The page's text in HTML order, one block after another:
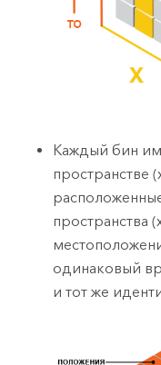
Каждый бин
пространстве
пространства
одинаковый
и тот же